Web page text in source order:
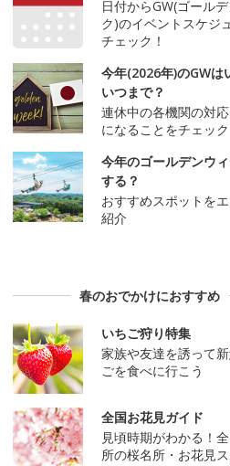
日付からGW(ゴール
ク)のイベントスケジ
チェック！
今年(2026年)のGWは
いつまで？
連休中の各機関の対
になることをチェック
今年のゴールデンウ
する？
おすすめスポットを
紹介
春のおでかけにおすすめ
いちご狩り特集
家族や友達を誘って
ごを食べに行こう
全国お花見ガイド
見頃時期がわかる！
所の桜名所・お花見